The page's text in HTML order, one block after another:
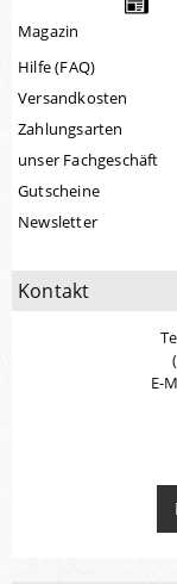
Magazin
Hilfe (FAQ)
Versandkosten
Zahlungsarten
unser Fachgeschäft
Gutscheine
Newsletter
Kontakt
E-